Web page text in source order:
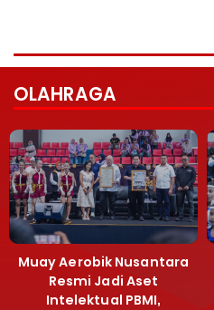
OLAHRAGA
Muay Aerobik Nusantara
Resmi Jadi Aset
Intelektual PBMI,